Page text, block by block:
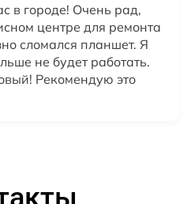
в городе! Очень рад,
центре для ремонта
сломался планшет. Я
не будет работать.
Рекомендую это